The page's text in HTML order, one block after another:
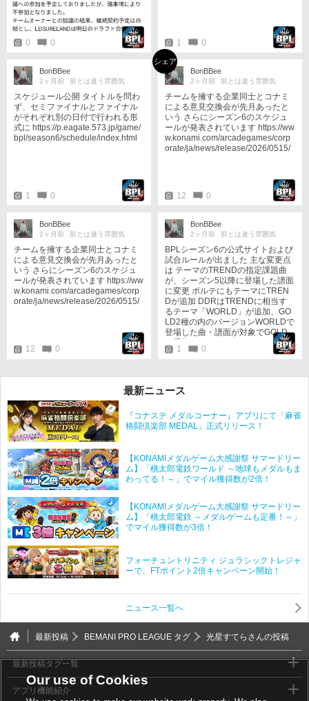
0 0 1 0
BonBBee
2ヶ月前 前とは違う雰囲気
スケジュール公開 タイトルを問わ
ず、セミファイナルとファイナル
がそれぞれ別の日付で行われる形
式に https://p.eagate.573.jp/game/
bpl/season6/schedule/index.html
1 0
BonBBee
2ヶ月前 前とは違う雰囲気
シェア
チームを擁する企業同士とコナミ
による意見交換会が先月あったと
いう さらにシーズン6のスケジュ
ールが発表されています https://ww
w.konami.com/arcadegames/corp
orate/ja/news/release/2026/0515/
12 0
BonBBee
2ヶ月前 前とは違う雰囲気
チームを擁する企業同士とコナミ
による意見交換会が先月あったと
いう さらにシーズン6のスケジュ
ールが発表されています https://ww
w.konami.com/arcadegames/corp
orate/ja/news/release/2026/0515/
12 0
BonBBee
2ヶ月前 前とは違う雰囲気
BPLシーズン6の公式サイトおよび
試合ルールが出ました 主な変更点
は テーマのTRENDの指定課題曲
が、シーズン5以降に登場した譜面
に変更 ボルテにもテーマにTREN
Dが追加 DDRはTRENDに相当す
るテーマ「WORLD」が追加、GO
LD2種の内のバージョンWORLDで
登場した曲・譜面が対象でGOLD
と重複 https://p.eagate.573.jp/gam
e/bpl/season6/
1 0
最新ニュース
『コナステ メダルコーナー』アプリにて「麻雀
格闘倶楽部 MEDAL」正式リリース！
【KONAMIメダルゲーム大感謝祭 サマードリー
ム】「桃太郎電鉄ワールド ～地球もメダルもま
わってる！～」でマイル獲得数が2倍！
【KONAMIメダルゲーム大感謝祭 サマードリー
ム】「桃太郎電鉄 ～メダルゲームも定番！～」
でマイル獲得数が3倍！
フォーチュントリニティ ジュラシックトレジャ
ーで、FTポイント2倍キャンペーン開始！
ニュース一覧へ
最新投稿 BEMANI PRO LEAGUE タグ 光星すてらさんの投稿
最新投稿タグ一覧
アプリ機能紹介
Our use of Cookies